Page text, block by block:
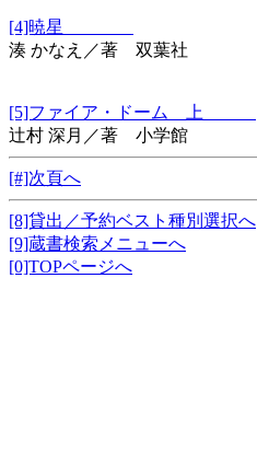
[4]暁星
湊 かなえ／著 双葉社
[5]ファイア・ドーム 上
辻村 深月／著 小学館
[#]次頁へ
[8]貸出／予約ベスト種別選択へ
[9]蔵書検索メニューへ
[0]TOPページへ